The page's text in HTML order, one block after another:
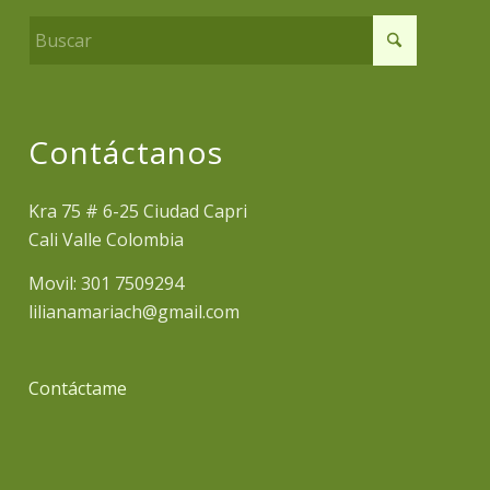
Contáctanos
Kra 75 # 6-25 Ciudad Capri
Cali Valle Colombia
Movil: 301 7509294
lilianamariach@gmail.com
Contáctame